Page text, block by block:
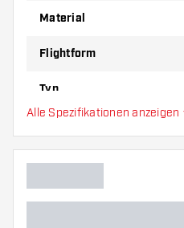
zu Ihnen passt!
Material
Flightform
Typ
Hauptfarbe
Alle Spezifikationen anzeigen